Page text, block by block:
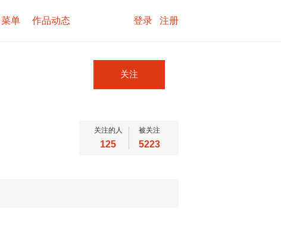
菜单 作品动态 登录 注册
关注
关注的人
125
被关注
5223